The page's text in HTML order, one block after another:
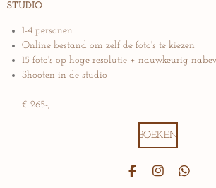
STUDIO
1-4 personen
Online bestand om zelf de foto's te kiezen
15 foto's op hoge resolutie + nauwkeurig
Shooten in de studio
€ 265-,
BOEKEN
F
I
W